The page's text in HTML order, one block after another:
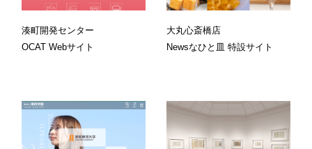
湊町開発センター
OCAT Webサイト
大丸心斎橋店
Newsなひと皿 特設サイト